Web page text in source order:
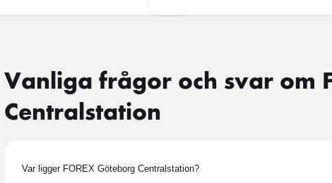
Vanliga frågor och svar om
Centralstation
Var ligger FOREX Göteborg Centralstation?